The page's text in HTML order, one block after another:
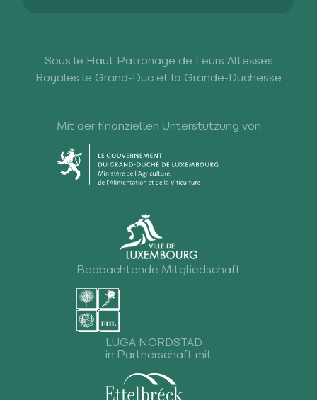
Sous le Haut Patronage de Leurs Altesses
Royales le Grand-Duc et la Grande-Duchesse
Mit der finanziellen Unterstützung von
Beobachtende Mitgliedschaft
LUGA NORDSTAD
in Partnerschaft mit